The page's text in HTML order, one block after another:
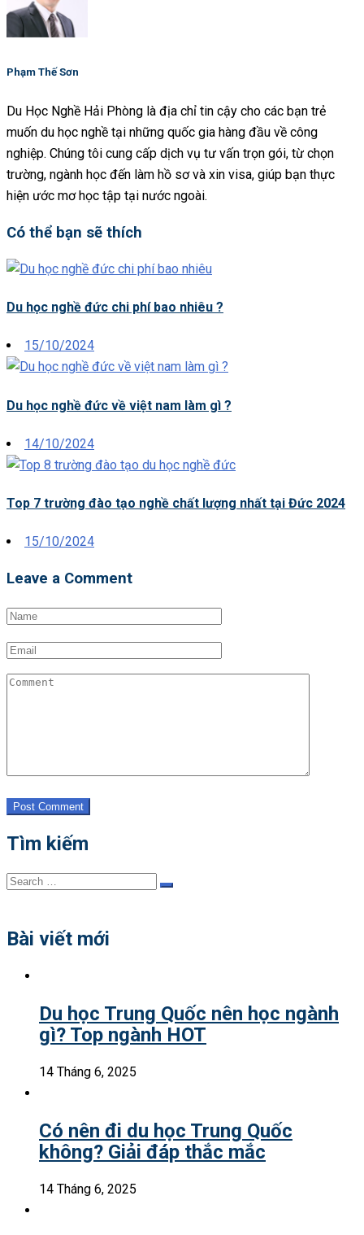
Phạm Thế Sơn
Du Học Nghề Hải Phòng là địa chỉ tin cậy cho các bạn trẻ
muốn du học nghề tại những quốc gia hàng đầu về công
nghiệp. Chúng tôi cung cấp dịch vụ tư vấn trọn gói, từ chọn
trường, ngành học đến làm hồ sơ và xin visa, giúp bạn thực
hiện ước mơ học tập tại nước ngoài.
Có thể bạn sẽ thích
Du học nghề đức chi phí bao nhiêu ?
Posted
on
15/10/2024
Du học nghề đức về việt nam làm gì ?
Posted
on
14/10/2024
Top 7 trường đào tạo nghề chất lượng nhất tại Đức 2024
Posted
15/10/2024
Leave a Comment
Post Comment
Tìm kiếm
Search
Search
Bài viết mới
Du học Trung Quốc nên học ngành
gì? Top ngành HOT
14 Tháng 6, 2025
Có nên đi du học Trung Quốc
không? Giải đáp thắc mắc
14 Tháng 6, 2025